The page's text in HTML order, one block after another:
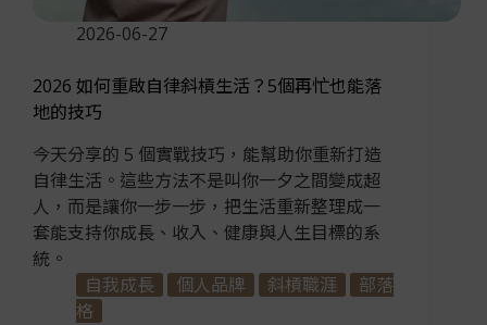
2026-06-27
2026 如何重啟自律斜槓生活？5個再忙也能落
地的技巧
今天分享的 5 個實戰技巧，能幫助你重新打造
自律生活。這些方法不是叫你一夕之間變成超
人，而是讓你一步一步，把生活重新整理成一
套能支持你成長、收入、健康與人生目標的系
統。
自我成長
個人品牌 斜槓職涯
部落
格